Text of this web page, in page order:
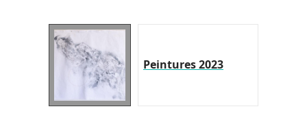
Peintures 2023